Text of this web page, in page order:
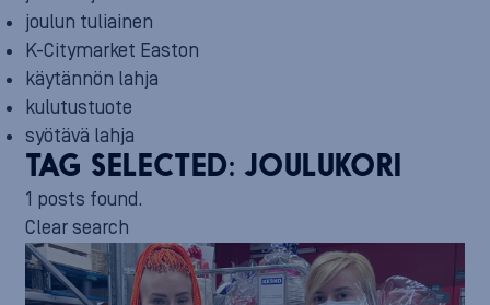
joulun tuliainen
K-Citymarket Easton
käytännön lahja
kulutustuote
syötävä lahja
TAG SELECTED: JOULUKORI
1 posts found.
Clear search